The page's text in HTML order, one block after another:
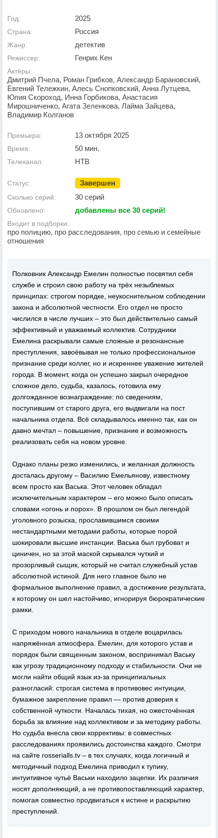
Год: 2025
Страна: Россия
Жанр: детектив
Режиссер: Генрих Кен
Актёры:
Дмитрий Пчела, Роман Грибков, Александр Барановский,
Евгений Тележкин, Алесь Снопковский, Анна Лутцева,
Юлия Скороход, Инна Горбикова, Анастасия
Мирошниченко, Агата Зеленкова, Лайма Зайцева,
Владимир Колганов
Премьера: 13 октября 2025
Время: 50 мин.
Телеканал: НТВ
Статус: Завершен
Сколько серий: 30 серий
Обновлено: добавлены все 30 серий!
Входит в подборки:
про полицию, про расследования, про семью и семейные
отношения
Полковник Александр Емелин полностью посвятил себя
службе и строил свою работу на трёх незыблемых
принципах: строгом порядке, неукоснительном соблюдении
закона и абсолютной честности. Его отдел не просто
числился в числе лучших – это был действительно самый
эффективный и уважаемый коллектив. Сотрудники
Емелина раскрывали самые сложные и резонансные
преступления, завоёвывая не только профессиональное
признание среди коллег, но и искреннее уважение жителей
города. В момент, когда он успешно закрыл очередное
сложное дело, судьба, казалось, готовила ему
долгожданное вознаграждение: по сведениям,
поступившим от старого друга, его выдвигали на пост
начальника отдела. Всё складывалось именно так, как он
давно мечтал – повышение, признание и возможность
реализовать себя на новом уровне.
Однако планы резко изменились, и желанная должность
досталась другому – Василию Емельянову, известному
всем просто как Васька. Этот человек обладал
исключительным характером – его можно было описать
словами «огонь и порох». В прошлом он был легендой
уголовного розыска, прославившимся своими
нестандартными методами работы, которые порой
шокировали высшие инстанции. Васька был грубоват и
циничен, но за этой маской скрывался чуткий и
прозорливый сыщик, который не считал служебный устав
абсолютной истиной. Для него главное было не
формальное выполнение правил, а достижение результата,
к которому он шел настойчиво, игнорируя бюрократические
рамки.
С приходом нового начальника в отделе воцарилась
напряжённая атмосфера. Емелин, для которого устав и
порядок были священным законом, воспринимал Ваську
как угрозу традиционному подходу и стабильности. Они не
могли найти общий язык из-за принципиальных
разногласий: строгая система в противовес интуиции,
бумажное закрепление правил — против доверия к
собственной чуткости. Началась тихая, но ожесточённая
борьба за влияние над коллективом и за методику работы.
Но судьба внесла свои коррективы: в совместных
расследованиях проявились достоинства каждого. Смотри
на сайте rosserialls.tv – в тех случаях, когда логичный и
методичный подход Емелина приводил к тупику,
интуитивное чутьё Васьки находило зацепки. Их различия
носят дополняющий, а не противопоставляющий характер,
помогая совместно продвигаться к истине и раскрытию
преступлений.